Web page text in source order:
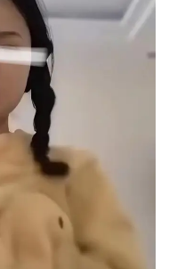
构建更高水平的全民健身公共服务体系